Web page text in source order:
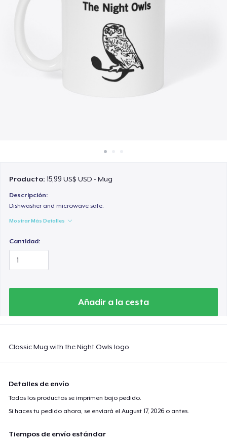
Venda en todas partes
Venda lo que sea
Producto:15,99 US$ USD - Mug
Descripción:
Dishwasher and microwave safe.
Mostrar Más Detalles
Cantidad:
Añadir a la cesta
Classic Mug with the Night Owls logo
Detalles de envío
Todos los productos se imprimen bajo pedido.
Si haces tu pedido ahora, se enviará elAugust 17, 2026 o antes.
Tiempos de envío estándar